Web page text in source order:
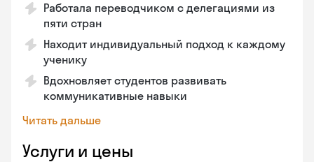
Работала переводчиком с делегациями из
пяти стран
Находит индивидуальный подход к каждому
ученику
Вдохновляет студентов развивать
коммуникативные навыки
Читать дальше
Услуги и цены